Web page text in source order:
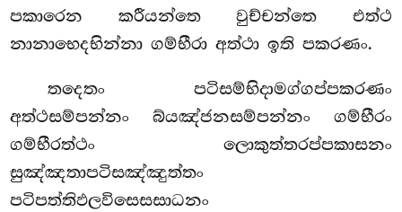
පකාරෙන කරීයන්තෙ වුච්චන්තෙ එත්ථ
නානාභෙදභින්නා ගම්භීරා අත්ථා ඉති පකරණං.
තදෙතං පටිසම්භිදාමග්ගප්පකරණං
අත්ථසම්පන්නං බ්යඤ්ජනසම්පන්නං ගම්භීරං
ගම්භීරත්ථං ලොකුත්තරප්පකාසනං
සුඤ්ඤතාපටිසඤ්ඤුත්තං
පටිපත්තිඵලවිසෙසසාධනං